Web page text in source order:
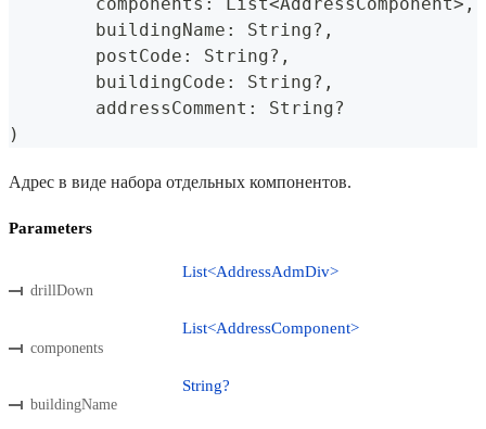
	buildingName
: String? ,
	postCode
: String? ,
	buildingCode
: String? ,
	addressComment
: String?
)
Адрес в виде набора отдельных компонентов.
Parameters
drillDown
List<AddressAdmDiv>
components
List<AddressComponent>
buildingName
String?